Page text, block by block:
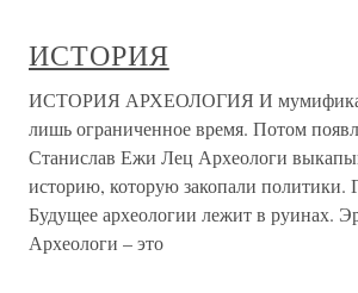
ИСТОРИЯ
ИСТОРИЯ АРХЕОЛОГИЯ И
лишь ограниченное время. Потом
Станислав Ежи Лец Археологи
историю, которую закопали политики.
Будущее археологии лежит в руинах.
Археологи – это